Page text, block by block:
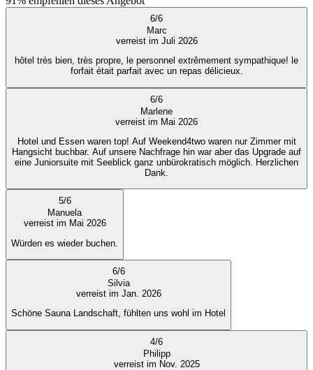
6/6
Marc
verreist im Juli 2026
hôtel très bien, très propre, le personnel extrêmement sympathique! le
forfait était parfait avec un repas délicieux.
6/6
Marlene
verreist im Mai 2026
Hotel und Essen waren top! Auf Weekend4two waren nur Zimmer mit
Hangsicht buchbar. Auf unsere Nachfrage hin war aber das Upgrade auf
eine Juniorsuite mit Seeblick ganz unbürokratisch möglich. Herzlichen
Dank.
5/6
Manuela
verreist im Mai 2026
Würden es wieder buchen.
6/6
Silvia
verreist im Jan. 2026
Schöne Sauna Landschaft, fühlten uns wohl im Hotel
4/6
Philipp
verreist im Nov. 2025